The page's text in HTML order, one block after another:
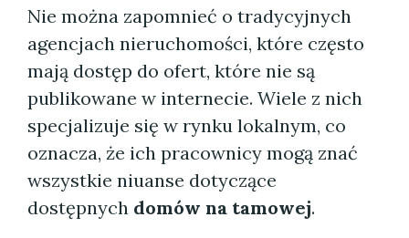
Nie można zapomnieć o tradycyjnych
agencjach nieruchomości, które często
mają dostęp do ofert, które nie są
publikowane w internecie. Wiele z nich
specjalizuje się w rynku lokalnym, co
oznacza, że ich pracownicy mogą znać
wszystkie niuanse dotyczące
dostępnych domów na tamowej.